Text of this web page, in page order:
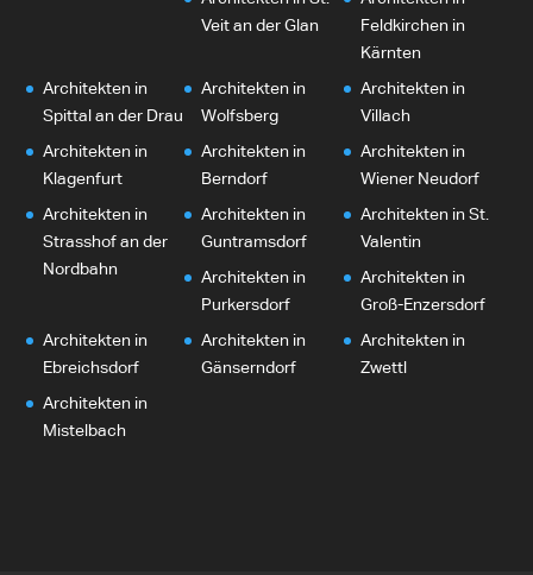
Veit an der Glan
Feldkirchen in
Kärnten
Architekten in
Spittal an der Drau
Architekten in
Wolfsberg
Architekten in
Villach
Architekten in
Klagenfurt
Architekten in
Berndorf
Architekten in
Wiener Neudorf
Architekten in
Strasshof an der
Nordbahn
Architekten in
Guntramsdorf
Architekten in St.
Valentin
Architekten in
Purkersdorf
Architekten in
Groß-Enzersdorf
Architekten in
Ebreichsdorf
Architekten in
Gänserndorf
Architekten in
Zwettl
Architekten in
Mistelbach